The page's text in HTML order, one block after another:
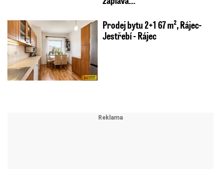
Prodej bytu 2+1 67 m², Rájec-
Jestřebí - Rájec